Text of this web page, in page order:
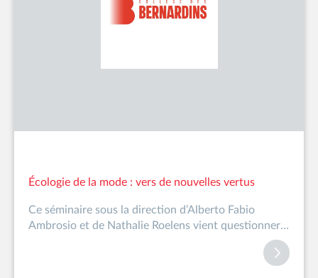
Écologie de la mode : vers de nouvelles vertus
Ce séminaire sous la direction d’Alberto Fabio
Ambrosio et de Nathalie Roelens vient questionner